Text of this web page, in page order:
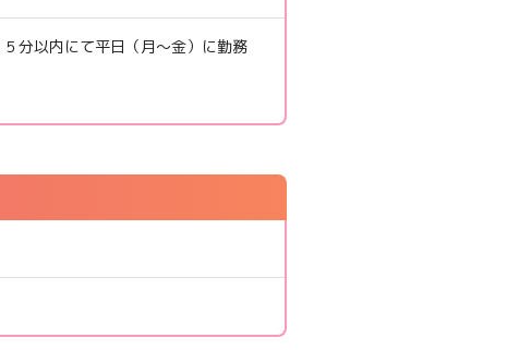
分以内にて平日（月～金）に勤務